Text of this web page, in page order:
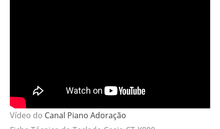
Vídeo do Canal Piano Adoração